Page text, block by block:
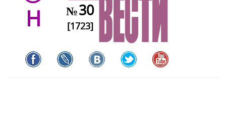
H №30
[1723]